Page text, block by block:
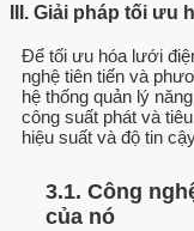
III. Giải pháp tối
Để tối ưu hóa lưới
nghệ tiên tiến và
hệ thống quản lý
công suất phát và
hiệu suất và độ tin
3.1. Công
của nó